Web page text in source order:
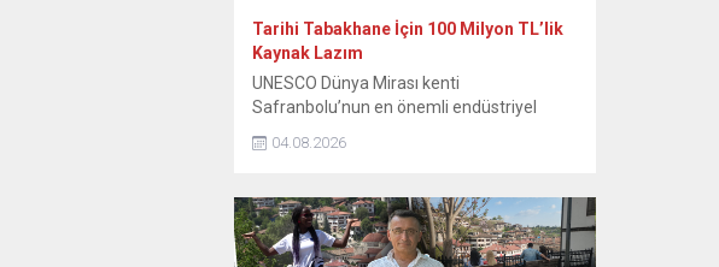
Tarihi Tabakhane İçin 100 Milyon TL’lik
Kaynak Lazım
UNESCO Dünya Mirası kenti
Safranbolu’nun en önemli endüstriyel
Tabakhane Binası’nın rölöve, restitüsyon
Kurulu tarafından onaylandı. Yapının ayağa
kaldırılması için onaylı proje hazır
tutulurken, 80 ila 100 milyon TL’yi bulan
04.08.2026